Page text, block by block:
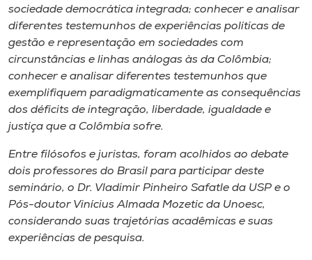
sociedade democrática integrada; conhecer e analisar
diferentes testemunhos de experiências políticas de
gestão e representação em sociedades com
circunstâncias e linhas análogas às da Colômbia;
conhecer e analisar diferentes testemunhos que
exemplifiquem paradigmaticamente as consequências
dos déficits de integração, liberdade, igualdade e
justiça que a Colômbia sofre.
Entre filósofos e juristas, foram acolhidos ao debate
dois professores do Brasil para participar deste
seminário, o Dr. Vladimir Pinheiro Safatle da USP e o
Pós-doutor Vinícius Almada Mozetic da Unoesc,
considerando suas trajetórias acadêmicas e suas
experiências de pesquisa.